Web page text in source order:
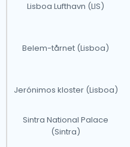
Lisboa Lufthavn (LIS)
Belem-tårnet (Lisboa)
Jerónimos kloster (Lisboa)
Sintra National Palace
(Sintra)